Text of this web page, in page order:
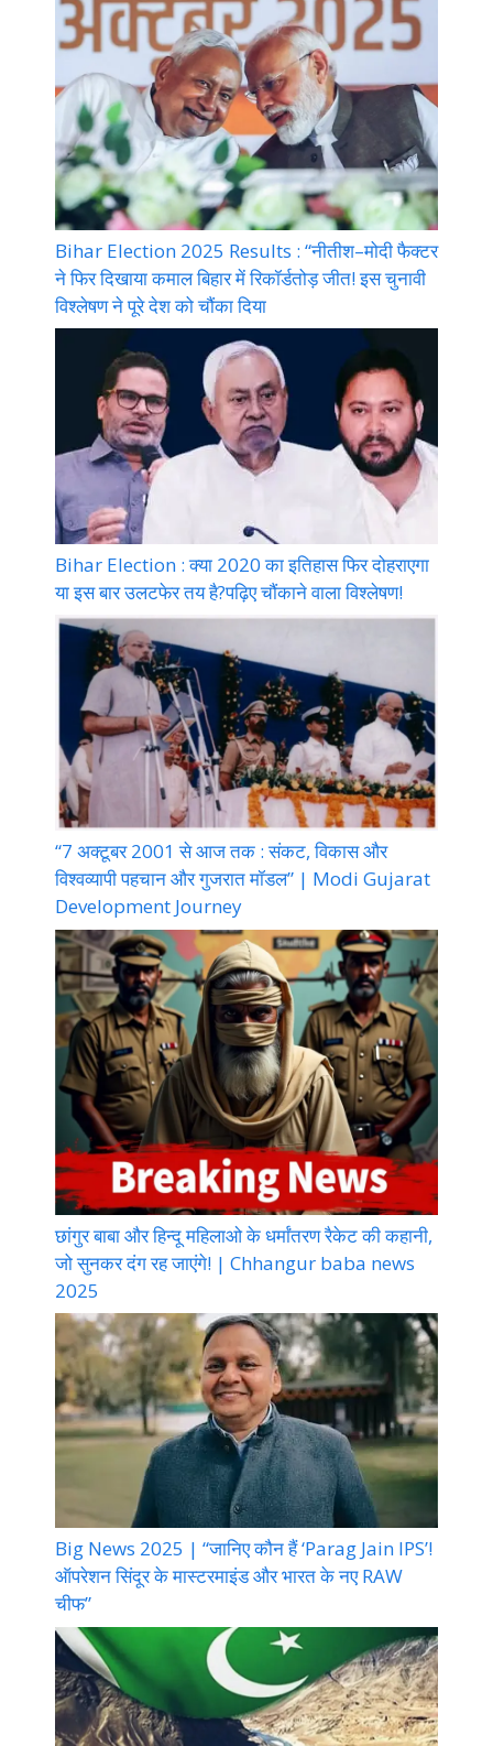
Bihar Election 2025 Results : “नीतीश–मोदी फैक्टर
ने फिर दिखाया कमाल बिहार में रिकॉर्डतोड़ जीत! इस चुनावी
विश्लेषण ने पूरे देश को चौंका दिया
Bihar Election : क्या 2020 का इतिहास फिर दोहराएगा
या इस बार उलटफेर तय है?पढ़िए चौंकाने वाला विश्लेषण!
“7 अक्टूबर 2001 से आज तक : संकट, विकास और
विश्वव्यापी पहचान और गुजरात मॉडल” | Modi Gujarat
Development Journey
छांगुर बाबा और हिन्दू महिलाओ के धर्मांतरण रैकेट की कहानी,
जो सुनकर दंग रह जाएंगे! | Chhangur baba news
2025
Big News 2025 | “जानिए कौन हैं ‘Parag Jain IPS’!
ऑपरेशन सिंदूर के मास्टरमाइंड और भारत के नए RAW
चीफ”